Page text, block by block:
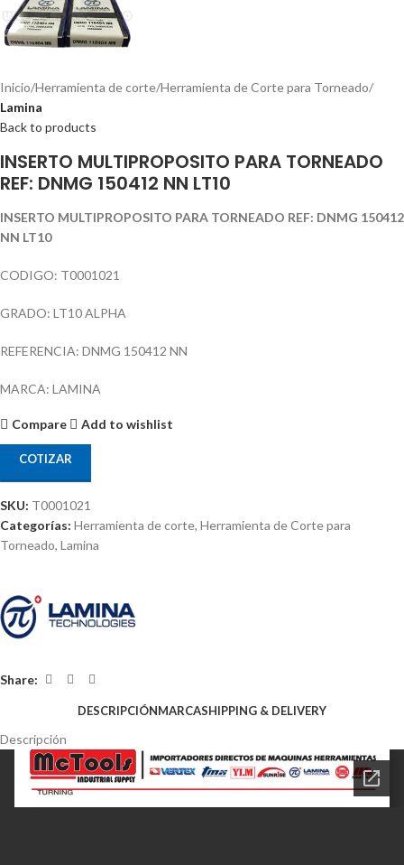
Inicio Herramienta de corte Herramienta de Corte para Torneado
Lamina
Back to products
INSERTO MULTIPROPOSITO PARA TORNEADO
REF: DNMG 150412 NN LT10
INSERTO MULTIPROPOSITO PARA TORNEADO REF: DNMG 150412
NN LT10
CODIGO: T0001021
GRADO: LT10 ALPHA
REFERENCIA: DNMG 150412 NN
MARCA: LAMINA
Compare Add to wishlist
COTIZAR
SKU: T0001021
Categorías: Herramienta de corte, Herramienta de Corte para
Torneado, Lamina
Share:
DESCRIPCIÓNMARCASHIPPING & DELIVERY
Descripción